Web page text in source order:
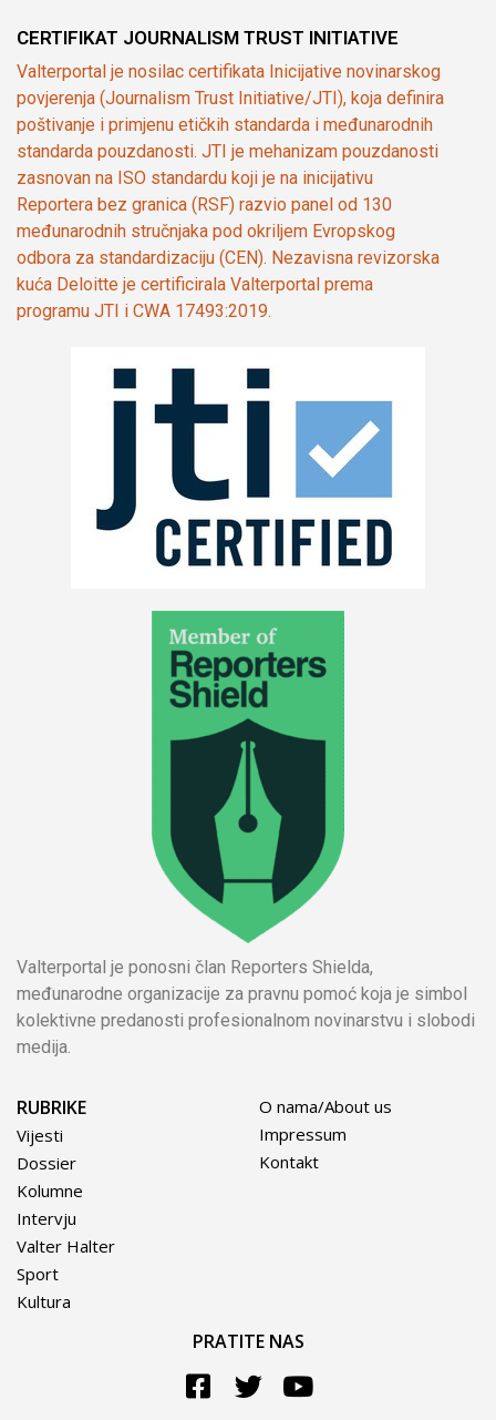
CERTIFIKAT JOURNALISM TRUST INITIATIVE
Valterportal je nosilac certifikata Inicijative novinarskog
povjerenja (Journalism Trust Initiative/JTI), koja definira
poštivanje i primjenu etičkih standarda i međunarodnih
standarda pouzdanosti. JTI je mehanizam pouzdanosti
zasnovan na ISO standardu koji je na inicijativu
Reportera bez granica (RSF) razvio panel od 130
međunarodnih stručnjaka pod okriljem Evropskog
odbora za standardizaciju (CEN). Nezavisna revizorska
kuća Deloitte je certificirala Valterportal prema
programu JTI i CWA 17493:2019.
Valterportal je ponosni član Reporters Shielda,
međunarodne organizacije za pravnu pomoć koja je simbol
kolektivne predanosti profesionalnom novinarstvu i slobodi
medija.
RUBRIKE
Vijesti
Dossier
Kolumne
Intervju
Valter Halter
Sport
Kultura
O nama/About us
Impressum
Kontakt
PRATITE NAS